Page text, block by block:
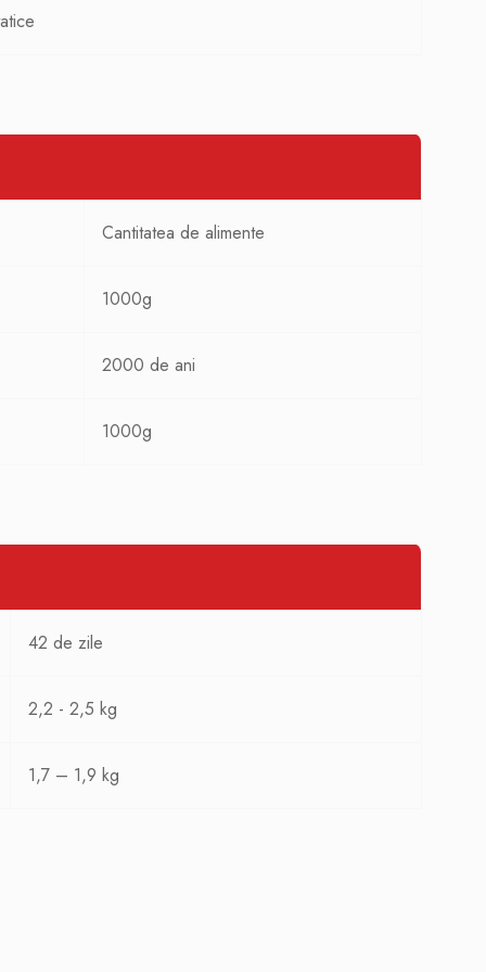
Cantitatea de alimente
1000g
2000 de ani
1000g
42 de zile
2,2 - 2,5 kg
1,7 – 1,9 kg